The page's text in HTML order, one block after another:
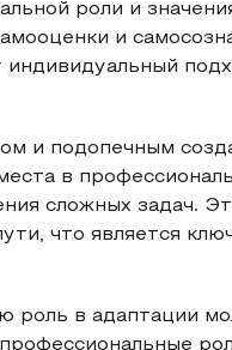
роли и
и
индивидуальный
и подопечным
в
сложных задач.
что является
в адаптации